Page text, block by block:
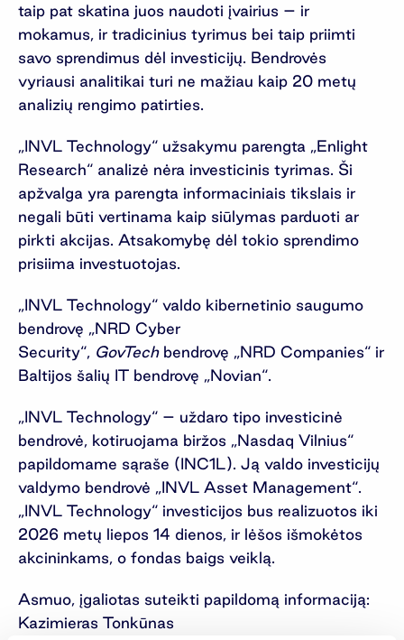
taip pat skatina juos naudoti įvairius – ir
mokamus, ir tradicinius tyrimus bei taip priimti
savo sprendimus dėl investicijų. Bendrovės
vyriausi analitikai turi ne mažiau kaip 20 metų
analizių rengimo patirties.
„INVL Technology“ užsakymu parengta „Enlight
Research“ analizė nėra investicinis tyrimas. Ši
apžvalga yra parengta informaciniais tikslais ir
negali būti vertinama kaip siūlymas parduoti ar
pirkti akcijas. Atsakomybę dėl tokio sprendimo
prisiima investuotojas.
„INVL Technology“ valdo kibernetinio saugumo
bendrovę „NRD Cyber
Security“, GovTech bendrovę „NRD Companies“ ir
Baltijos šalių IT bendrovę „Novian“.
„INVL Technology“ – uždaro tipo investicinė
bendrovė, kotiruojama biržos „Nasdaq Vilnius“
papildomame sąraše (INC1L). Ją valdo investicijų
valdymo bendrovė „INVL Asset Management“.
„INVL Technology“ investicijos bus realizuotos iki
2026 metų liepos 14 dienos, ir lėšos išmokėtos
akcininkams, o fondas baigs veiklą.
Asmuo, įgaliotas suteikti papildomą informaciją:
Kazimieras Tonkūnas